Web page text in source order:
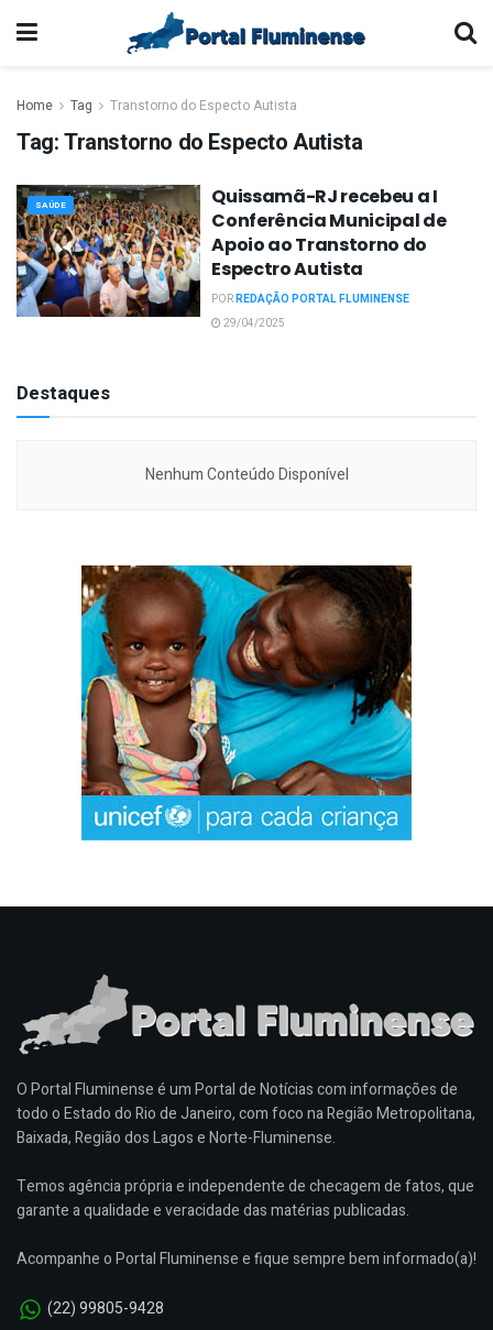
Home Tag Transtorno do Especto Autista
Tag:Transtorno do Especto Autista
SAÚDE
Quissamã-RJ recebeu a I
Conferência Municipal de
Apoio ao Transtorno do
Espectro Autista
PORREDAÇÃO PORTAL FLUMINENSE
29/04/2025
Destaques
Nenhum Conteúdo Disponível
O Portal Fluminense é um Portal de Notícias com informações de
todo o Estado do Rio de Janeiro, com foco na Região Metropolitana,
Baixada, Região dos Lagos e Norte-Fluminense.
Temos agência própria e independente de checagem de fatos, que
garante a qualidade e veracidade das matérias publicadas.
Acompanhe o Portal Fluminense e fique sempre bem informado(a)!
(22) 99805-9428